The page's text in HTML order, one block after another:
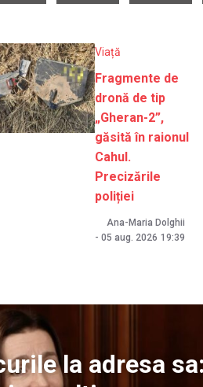
Viață
Fragmente de
dronă de tip
„Gheran-2”,
găsită în raionul
Cahul.
Precizările
poliției
Ana-Maria Dolghii
- 05 aug. 2026 19:39
la adresa